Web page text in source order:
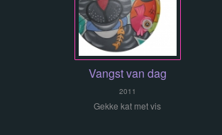
Vangst van dag
2011
Gekke kat met vis